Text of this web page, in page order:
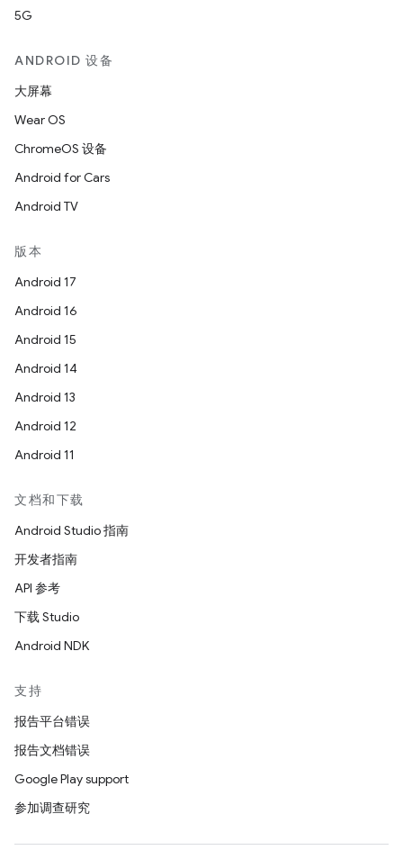
5G
ANDROID 设备
大屏幕
Wear OS
ChromeOS 设备
Android for Cars
Android TV
版本
Android 17
Android 16
Android 15
Android 14
Android 13
Android 12
Android 11
文档和下载
Android Studio 指南
开发者指南
API 参考
下载 Studio
Android NDK
支持
报告平台错误
报告文档错误
Google Play support
参加调查研究